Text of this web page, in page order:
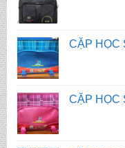
CẶP HỌC
CẶP HỌC